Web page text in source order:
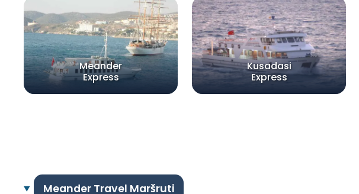
Meander
Express
Kusadasi
Express
Meander Travel Maršruti